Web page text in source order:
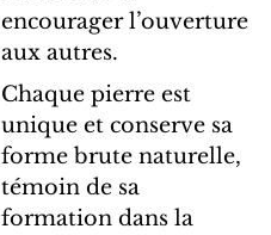
encourager l’ouverture
aux autres.
Chaque pierre est
unique et conserve sa
forme brute naturelle,
témoin de sa
formation dans la